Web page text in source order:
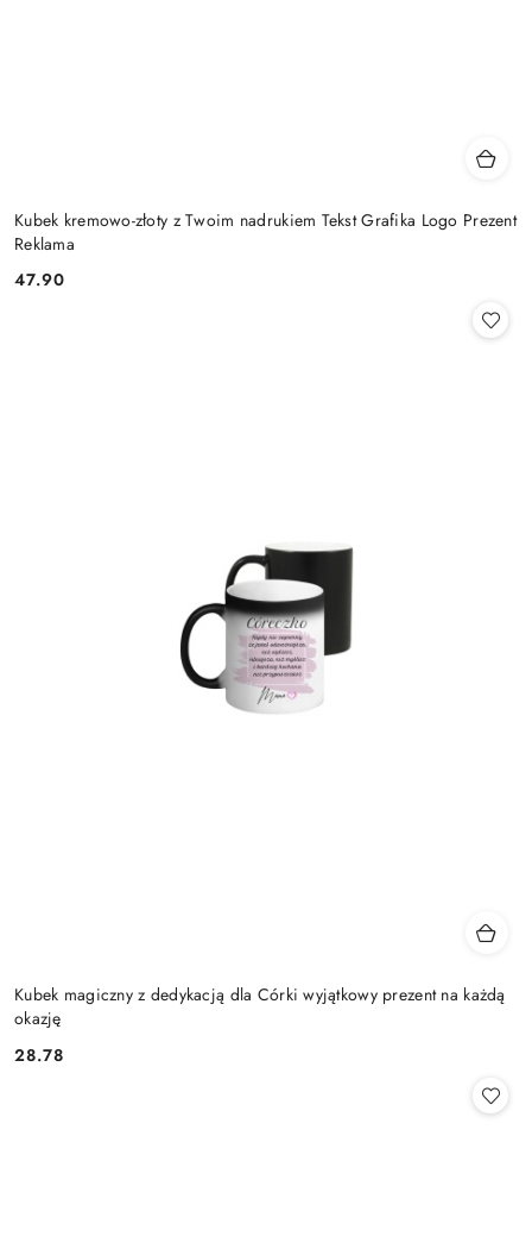
Kubek kremowo-złoty z Twoim nadrukiem Tekst Grafika Logo Prezent
Reklama
Cena:
47.90
Kubek magiczny z dedykacją dla Córki wyjątkowy prezent na każdą
okazję
Cena:
28.78